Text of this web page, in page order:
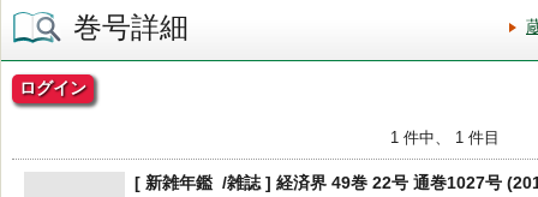
巻号詳細
ログイン
1 件中、 1 件目
[ 新雑年鑑 /雑誌 ] 経済界 49巻 22号 通巻1027号